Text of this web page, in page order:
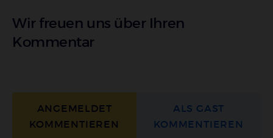
Wir freuen uns über Ihren
Kommentar
ANGEMELDET
KOMMENTIEREN
ALS GAST
KOMMENTIEREN